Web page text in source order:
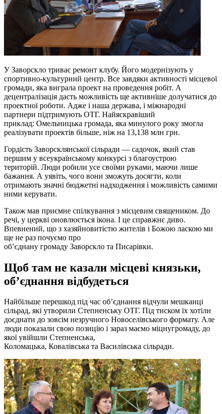
У Заворскло триває ремонт клубу. Його модернізують у
спортивно-культурний центр. Все завдяки активності місцевої
громади, яка виграла проект на проведення робіт. А
децентралізація дасть можливість ще активніше долучатися до
проектної роботи. Адже і наша держава, і міжнародні
партнери підтримують ОТГ. Найяскравіший
приклад: Омельницька громада, яка минулого року змогла
реалізувати проектів більше, ніж на 13,138 млн грн.
Гордість Заворсклянської сільради — садочок, який став
першим у всеукраїнському конкурсі з благоустрою
територій. Люди робили усе своїми руками, маючи лише
бажання. А уявіть, чого вони зможуть досягти, коли
отримають значні бюджетні надходження і можливість самими
ними керувати.
Також мав приємне спілкування з місцевим священиком. До
речі, у церкві оновлюється ікона. І це справжнє диво.
Впевнений, що з хазяйновитістю жителів і Божою ласкою ми
ще не раз почуємо про
об’єднану громаду Заворскло та Писарівки.
Щоб там не казали місцеві князьки,
об’єднання відбудеться
Найбільше перешкод під час об’єднання відчули мешканці
сільрад, які утворили Степненську ОТГ. Під тиском їх хотіли
доєднати до зовсім незручного Новоселівського формату. Але
люди показали свою позицію і зараз маємо міцнугромаду, до
якої увійшли Степненська,
Коломацька, Ковалівська та Василівська сільради.